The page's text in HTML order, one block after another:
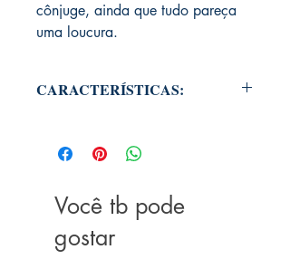
cônjuge, ainda que tudo pareça
uma loucura.
CARACTERÍSTICAS:
Páginas: 224 páginas
Formato:
22.8 x 15.2 x 1.2 cm
Lançamento: 2017
ISBN:978-8578609245
Selo:Thomas Nelson Brasil
Você tb pode
gostar